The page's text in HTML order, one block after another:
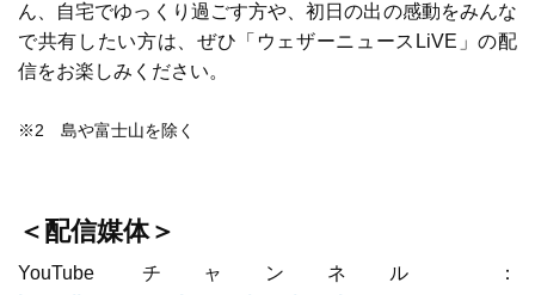
ん、自宅でゆっくり過ごす方や、初日の出の感動をみんな
で共有したい方は、ぜひ「ウェザーニュースLiVE」の配
信をお楽しみください。
※2 島や富士山を除く
＜配信媒体＞
YouTube チャンネル ：